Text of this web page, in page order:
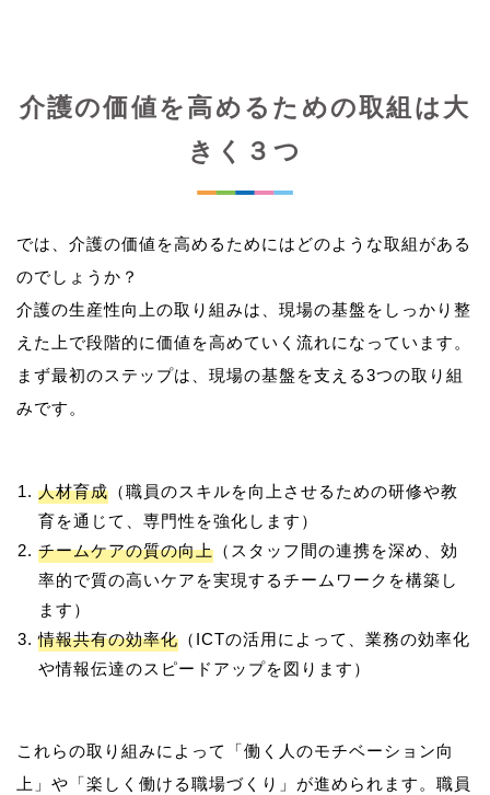
介護の価値を高めるための取組は大
きく３つ
では、介護の価値を高めるためにはどのような取組がある
のでしょうか？
介護の生産性向上の取り組みは、現場の基盤をしっかり整
えた上で段階的に価値を高めていく流れになっています。
まず最初のステップは、現場の基盤を支える3つの取り組
人材育成 （職員のスキルを向上させるための研修や教
育を通じて、専門性を強化します）
チームケアの質の向上 （スタッフ間の連携を深め、効
率的で質の高いケアを実現するチームワークを構築し
ます）
情報共有の効率化 （ICTの活用によって、業務の効率化
や情報伝達のスピードアップを図ります）
これらの取り組みによって「働く人のモチベーション向
上」や「楽しく働ける職場づくり」が進められます。職員